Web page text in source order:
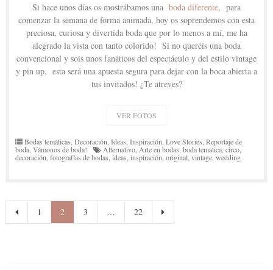
Si hace unos días os mostrábamos una boda diferente, para
comenzar la semana de forma animada, hoy os soprendemos con esta
preciosa, curiosa y divertida boda que por lo menos a mí, me ha
alegrado la vista con tanto colorido! Si no queréis una boda
convencional y sois unos fanáticos del espectáculo y del estilo vintage
y pin up, esta será una apuesta segura para dejar con la boca abierta a
tus invitados! ¿Te atreves?
VER FOTOS
Bodas temáticas Decoración Ideas Inspiración Love Stories Reportaje de
boda Vámonos de boda! Alternativo Arte en bodas boda tematica circo
decoración fotografías de bodas ideas inspiración original vintage wedding
Navegación
de
1 2 3 … 22